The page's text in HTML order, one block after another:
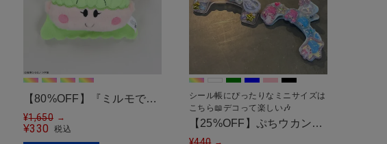
【80%OFF】『ミルモでポ
ン!』もふもふミラーマスコ
¥1,650 →
¥330 税込
シール帳にぴったりなミニサイズは
こちら📖デコって楽しい🎶
【25%OFF】ぷちウカンム
→